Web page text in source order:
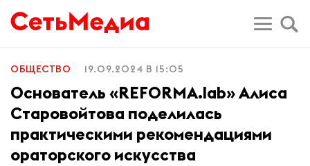
ОБЩЕСТВО 19.09.2024 В 15:05
Основатель «REFORMA.lab» Алиса
Старовойтова поделилась
практическими рекомендациями
ораторского искусства